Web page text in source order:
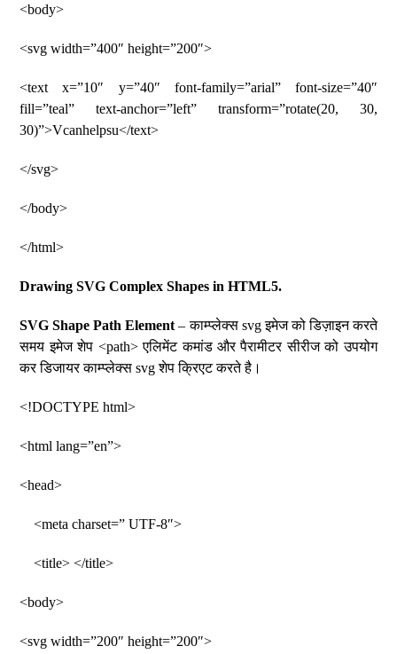
<body>
<svg width=”400″ height=”200″>
<text x=”10″ y=”40″ font-family=”arial” font-size=”40″
fill=”teal” text-anchor=”left” transform=”rotate(20, 30,
30)”>Vcanhelpsu</text>
</svg>
</body>
</html>
Drawing SVG Complex Shapes in HTML5.
SVG Shape Path Element– काम्प्लेक्स svg इमेज को डिज़ाइन करते
समय इमेज शेप <path> एलिमेंट कमांड और पैरामीटर सीरीज को उपयोग
कर डिजायर काम्प्लेक्स svg शेप क्रिएट करते है।
<!DOCTYPE html>
<html lang=”en”>
<head>
<meta charset=” UTF-8″>
<title> </title>
<body>
<svg width=”200″ height=”200″>